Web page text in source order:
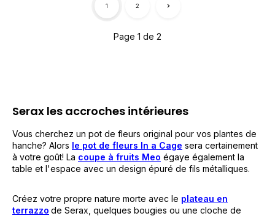
Page 1 de 2
1 2
Serax les accroches intérieures
Vous cherchez un pot de fleurs original pour vos plantes de
hanche? Alors le pot de fleurs In a Cage sera certainement
à votre goût! La coupe à fruits Meo égaye également la
table et l'espace avec un design épuré de fils métalliques.
Créez votre propre nature morte avec le plateau en
terrazzo de Serax, quelques bougies ou une cloche de